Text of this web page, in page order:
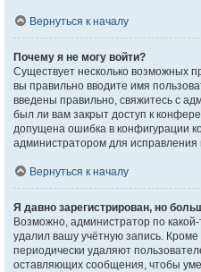
Вернуться к началу
Почему я не могу войти?
Существует несколько возможных
вы правильно вводите имя
введены правильно, свяжитесь с
был ли вам закрыт доступ к
допущена ошибка в конфигурации
администратором для исправления
Вернуться к началу
Я давно зарегистрирован, но
Возможно, администратор по
удалил вашу учётную запись.
периодически удаляют
оставляющих сообщения, чтобы